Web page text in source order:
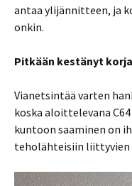
antaa ylijännitteen, ja
onkin.
Pitkään kestänyt
Vianetsintää varten
koska aloittelevana
kuntoon saaminen on
teholähteisiin liittyvien